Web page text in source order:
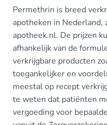
Permethrin is breed
apotheken in Nederland,
apotheek.nl. De prijzen
afhankelijk van de
verkrijgbare producten
toegankelijker en
meestal op recept
te weten dat patiënten
vergoeding voor